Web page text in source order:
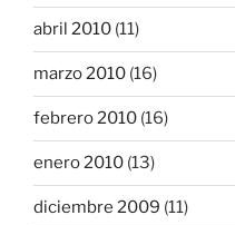
abril 2010 (11)
marzo 2010 (16)
febrero 2010 (16)
enero 2010 (13)
diciembre 2009 (11)